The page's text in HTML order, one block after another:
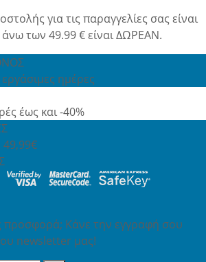
για τις παραγγελίες σας είναι
άνω των 49.99 € είναι ΔΩΡΕΑΝ.
ημέρες
έως και -40%
49,99€
προσφορά; Κάνε την εγγραφή σου
newsletter μας!